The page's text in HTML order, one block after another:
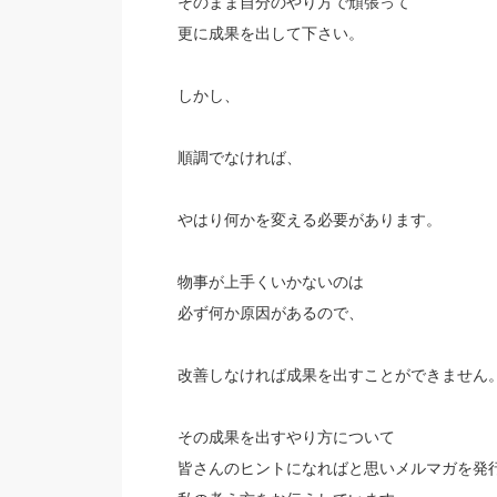
更に成果を出して下さい。
しかし、
順調でなければ、
やはり何かを変える必要があります。
物事が上手くいかないのは
必ず何か原因があるので、
改善しなければ成果を出すことができません。
その成果を出すやり方について
皆さんのヒントになればと思いメルマガを発